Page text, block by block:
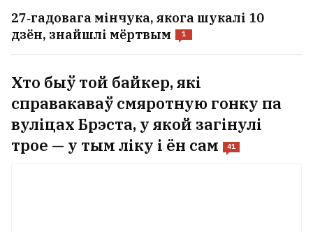
27‑гадовага мінчука, якога шукалі 10
дзён, знайшлі мёртвым
1
Хто быў той байкер, які
справакаваў смяротную гонку па
вуліцах Брэста, у якой загінулі
трое — у тым ліку і ён сам
41